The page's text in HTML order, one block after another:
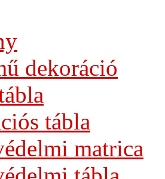
dekoráció
tábla
matrica